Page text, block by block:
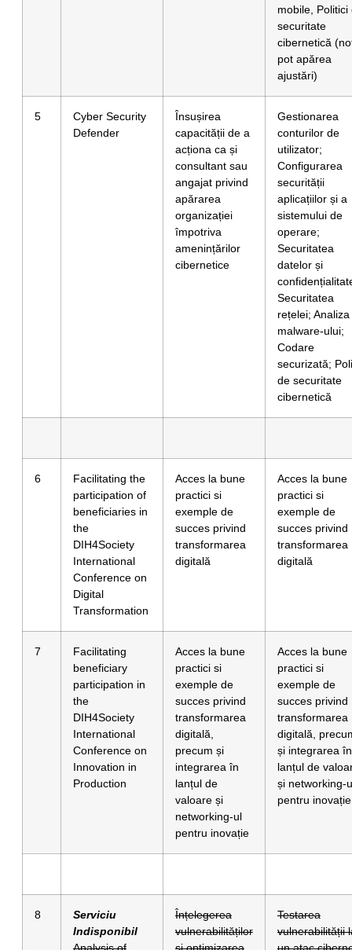
mobile, Politici
securitate
cibernetică
pot apărea
ajustări)
5
Cyber Security
Defender
Însușirea
capacității de a
acționa ca și
consultant sau
angajat privind
apărarea
organizației
împotriva
amenințărilor
cibernetice
Gestionarea
conturilor de
utilizator;
Configurarea
securității
aplicațiilor și a
sistemului de
operare;
Securitatea
datelor și
Securitatea
rețelei; Analiza
malware-ului;
Codare
securizată;
de securitate
cibernetică
6
Facilitating the
participation of
beneficiaries in
the
DIH4Society
International
Conference on
Digital
Transformation
Acces la bune
practici si
exemple de
succes privind
transformarea
digitală
Acces la bune
practici si
exemple de
succes privind
transformarea
digitală
7
Facilitating
beneficiary
participation in
the
DIH4Society
International
Conference on
Innovation in
Production
Acces la bune
practici si
exemple de
succes privind
transformarea
digitală,
precum și
integrarea în
lanțul de
valoare și
networking-ul
pentru inovație
Acces la bune
practici si
exemple de
succes privind
transformarea
digitală,
și integrarea în
lanțul de
și networking-
pentru inovație
8
Serviciu
Indisponibil
Analysis of
Înțelegerea
vulnerabilităților
și optimizarea
Testarea
vulnerabilității
un atac